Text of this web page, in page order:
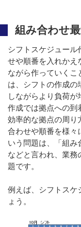
組み合わせ
シフトスケジュール
せや順番を入れかえ
ながら作っていくこ
は、シフトの作成の
しながらより負荷が
作成では拠点への到
効率的な拠点の周り
合わせや順番を様々
いう問題は、「組み
などと言われ、業務
題です。
例えば、シフトスケ
ょう。